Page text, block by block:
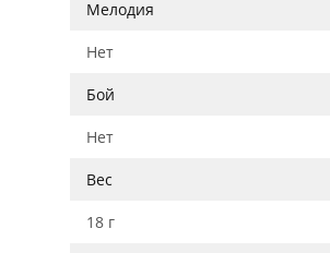
Мелодия
Нет
Бой
Нет
Вес
18 г